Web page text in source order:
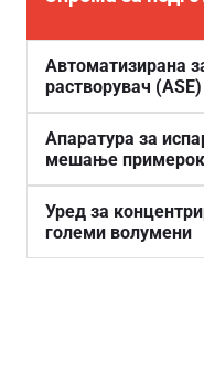
Автоматизирана
растворувач (ASE)
Апаратура за
мешање примерок
Уред за
големи волумени